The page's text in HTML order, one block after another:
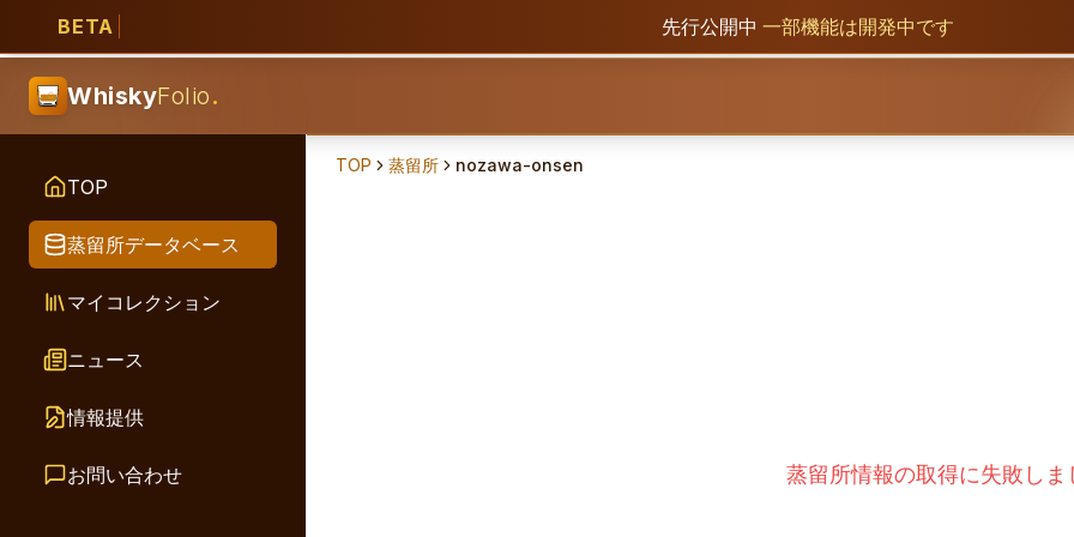
BETA 先行公開中 一部機能は開発中です
WhiskyFolio.
TOP
蒸留所データベース
マイコレクション
ニュース
情報提供
お問い合わせ
TOP 蒸留所 nozawa-onsen
蒸留所情報の取得に失敗しま